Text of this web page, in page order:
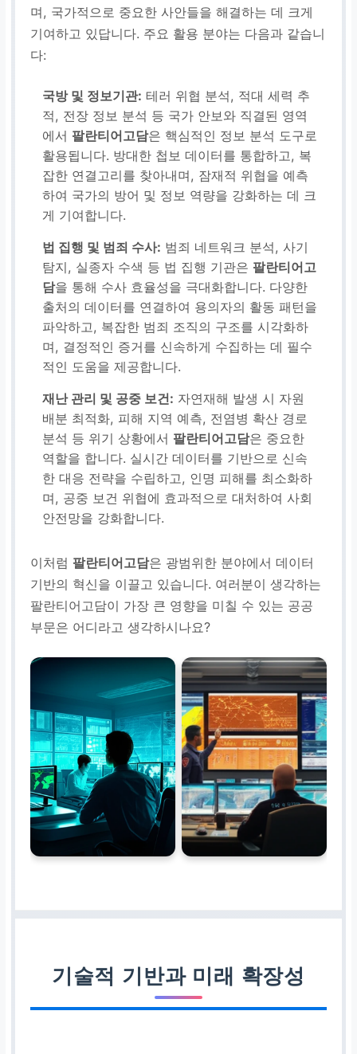
며, 국가적으로 중요한 사안들을 해결하는 데 크게
기여하고 있답니다. 주요 활용 분야는 다음과 같습니
다:
국방 및 정보기관: 테러 위협 분석, 적대 세력 추
적, 전장 정보 분석 등 국가 안보와 직결된 영역
에서 팔란티어고담은 핵심적인 정보 분석 도구로
활용됩니다. 방대한 첩보 데이터를 통합하고, 복
잡한 연결고리를 찾아내며, 잠재적 위협을 예측
하여 국가의 방어 및 정보 역량을 강화하는 데 크
게 기여합니다.
법 집행 및 범죄 수사: 범죄 네트워크 분석, 사기
탐지, 실종자 수색 등 법 집행 기관은 팔란티어고
담을 통해 수사 효율성을 극대화합니다. 다양한
출처의 데이터를 연결하여 용의자의 활동 패턴을
파악하고, 복잡한 범죄 조직의 구조를 시각화하
며, 결정적인 증거를 신속하게 수집하는 데 필수
적인 도움을 제공합니다.
재난 관리 및 공중 보건: 자연재해 발생 시 자원
배분 최적화, 피해 지역 예측, 전염병 확산 경로
분석 등 위기 상황에서 팔란티어고담은 중요한
역할을 합니다. 실시간 데이터를 기반으로 신속
한 대응 전략을 수립하고, 인명 피해를 최소화하
며, 공중 보건 위협에 효과적으로 대처하여 사회
안전망을 강화합니다.
이처럼 팔란티어고담은 광범위한 분야에서 데이터
기반의 혁신을 이끌고 있습니다. 여러분이 생각하는
팔란티어고담이 가장 큰 영향을 미칠 수 있는 공공
부문은 어디라고 생각하시나요?
기술적 기반과 미래 확장성